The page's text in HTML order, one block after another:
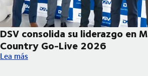
DSV consolida su liderazgo en
Country Go-Live 2026
DSV consolida su liderazgo en México
Lea más